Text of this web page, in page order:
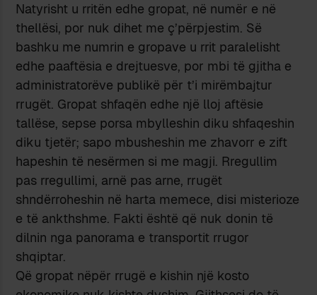
Natyrisht u rritën edhe gropat, në numër e në
thellësi, por nuk dihet me ç’përpjestim. Së
bashku me numrin e gropave u rrit paralelisht
edhe paaftësia e drejtuesve, por mbi të gjitha e
administratorëve publikë për t’i mirëmbajtur
rrugët. Gropat shfaqën edhe një lloj aftësie
tallëse, sepse porsa mbylleshin diku shfaqeshin
diku tjetër; sapo mbusheshin me zhavorr e zift
hapeshin të nesërmen si me magji. Rregullim
pas rregullimi, arnë pas arne, rrugët
shndërroheshin në harta memece, disi misterioze
e të ankthshme. Fakti është që nuk donin të
dilnin nga panorama e transportit rrugor
shqiptar.
Që gropat nëpër rrugë e kishin një kosto